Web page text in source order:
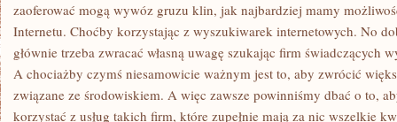
zaoferować mogą wywóz gruzu klin, jak najbardziej mamy
Internetu. Choćby korzystając z wyszukiwarek internetowych. No
głównie trzeba zwracać własną uwagę szukając firm świadczących
A chociażby czymś niesamowicie ważnym jest to, aby zwrócić
związane ze środowiskiem. A więc zawsze powinniśmy dbać o to,
korzystać z usług takich firm, które zupełnie mają za nic wszelkie